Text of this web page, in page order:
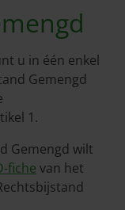
u in één enkel
Gemengd
1.
Gemengd wilt
fiche van het